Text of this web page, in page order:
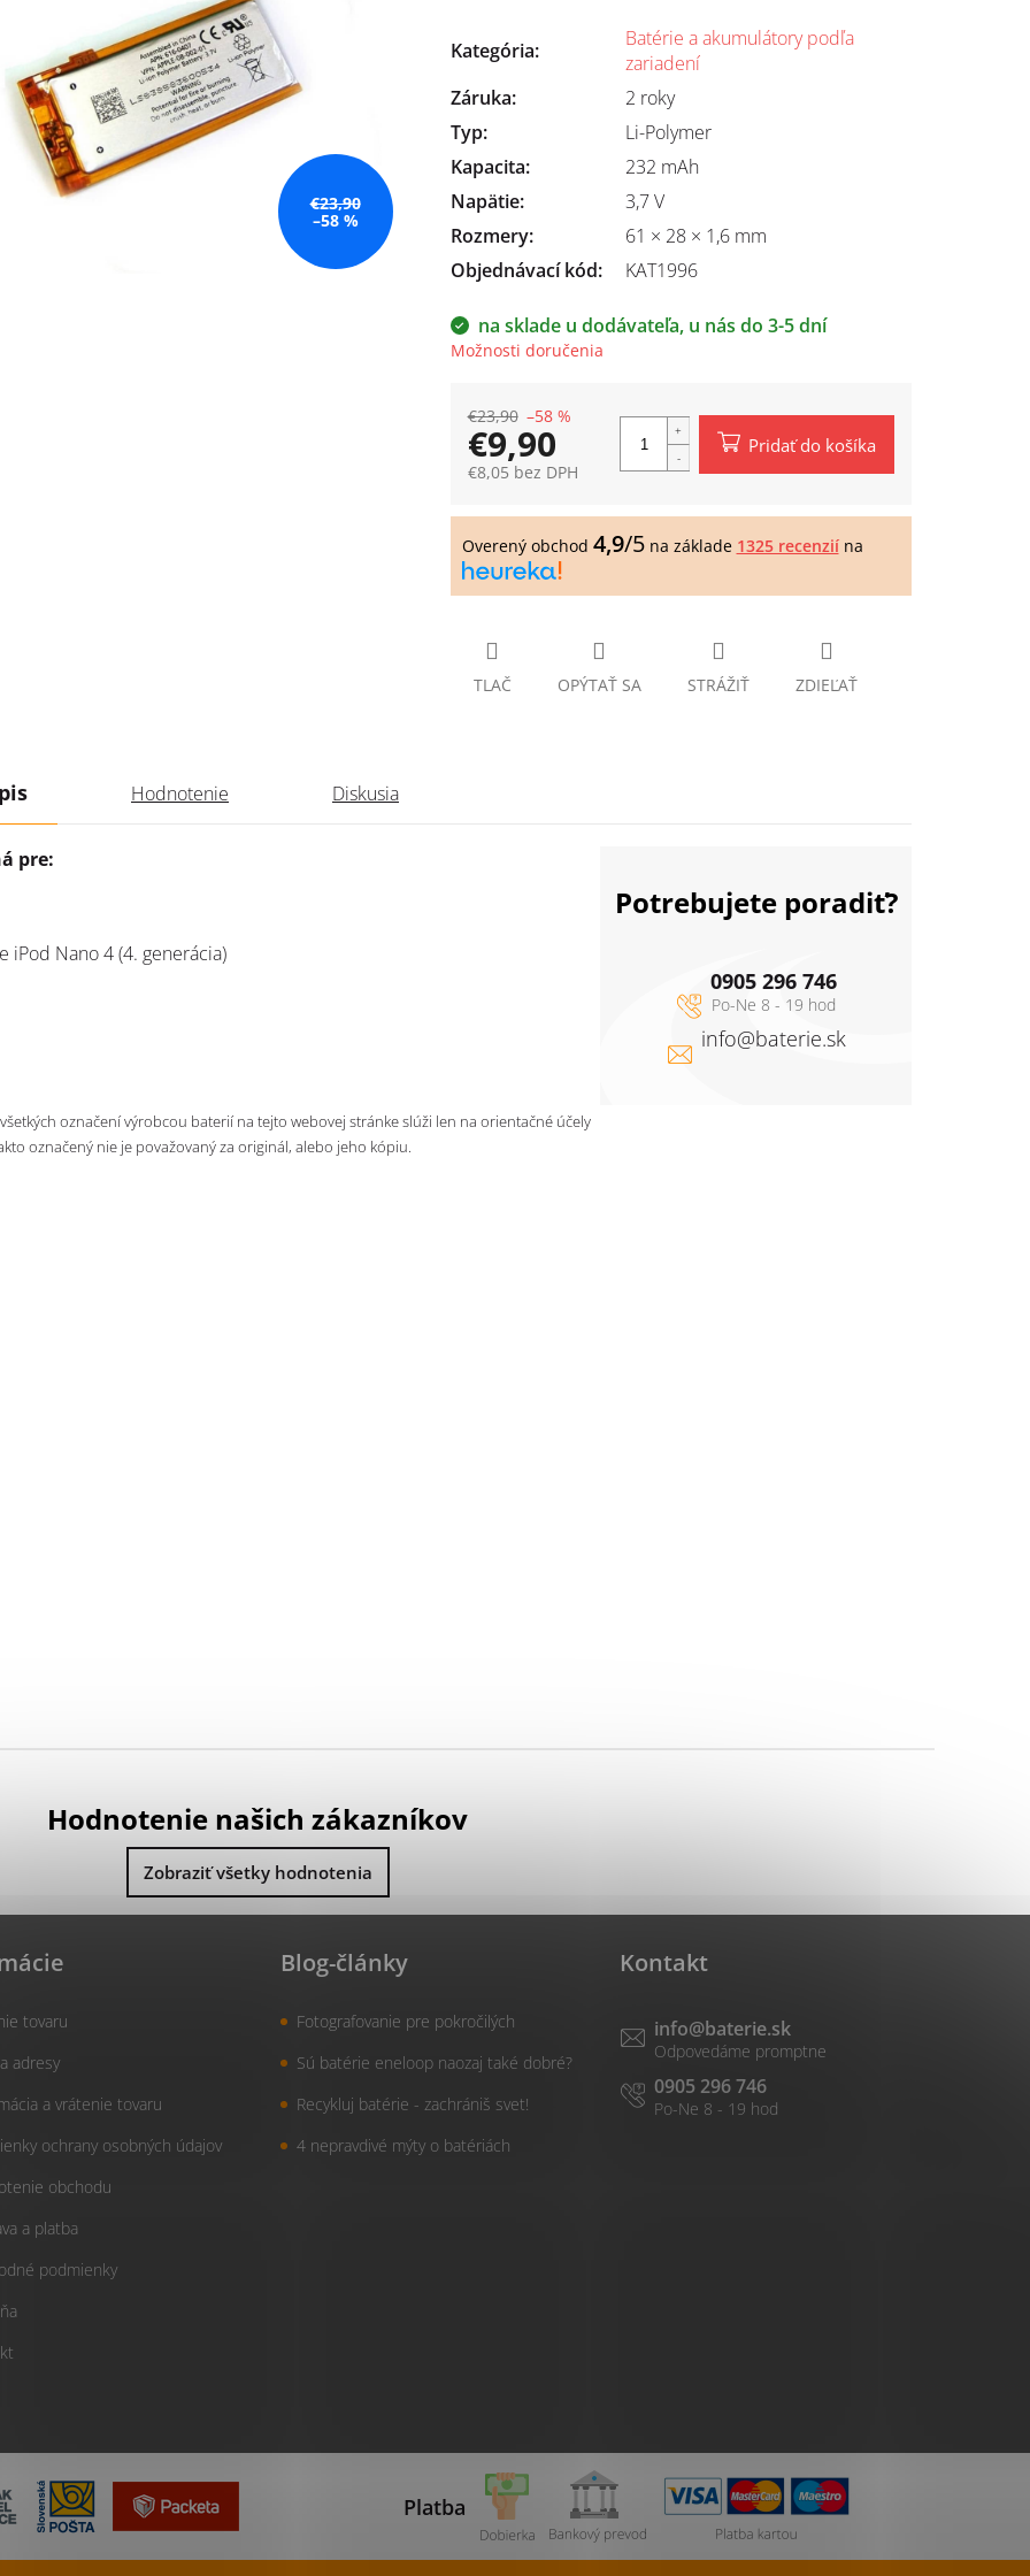
€23,90
–58 %
na sklade u dodávateľa, u nás do 3-5 dní
Možnosti doručenia
TLAČ OPÝTAŤ SA STRÁŽIŤ ZDIEĽAŤ
Kategória:
Batérie a akumulátory podľa
zariadení
Záruka:
2 roky
Typ:
Li-Polymer
Kapacita:
232 mAh
Napätie:
3,7 V
Rozmery:
61 × 28 × 1,6 mm
Objednávací kód:
KAT1996
€23,90 –58 %
€9,90
€8,05 bez DPH
cena:
Pridať do košíka
Overený obchod 4,9/5na základe 1325 recenziína
Hodnotenie Diskusia
pre:
iPod Nano 4 (4. generácia)
označení výrobcou baterií na tejto webovej stránke slúži len na orientačné účely
označený nie je považovaný za originál, alebo jeho kópiu.
Potrebujete poradiť?
info@baterie.sk
0905 296 746
Hodnotenie našich zákazníkov
Zobraziť všetky hodnotenia
tovaru
adresy
a vrátenie tovaru
ochrany osobných údajov
obchodu
a platba
podmienky
Blog-články
Fotografovanie pre pokročilých
Sú batérie eneloop naozaj také dobré?
Recykluj batérie - zachrániš svet!
4 nepravdivé mýty o batériách
Kontakt
info@baterie.sk
0905 296 746
Platba